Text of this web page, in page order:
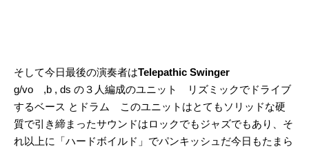
そして今日最後の演奏者はTelepathic Swinger
g/vo ,b , ds の３人編成のユニット リズミックでドライブ
するベース とドラム このユニットはとてもソリッドな硬
質で引き締まったサウンドはロックでもジャズでもあり、そ
れ以上に「ハードボイルド」でパンキッシュだ今日もたまら